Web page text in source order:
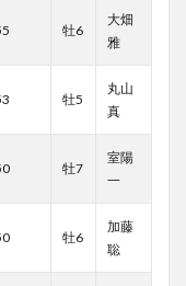
牡6
大畑
雅
牡5
丸山
真
牡7
室陽
一
牡6
加藤
聡